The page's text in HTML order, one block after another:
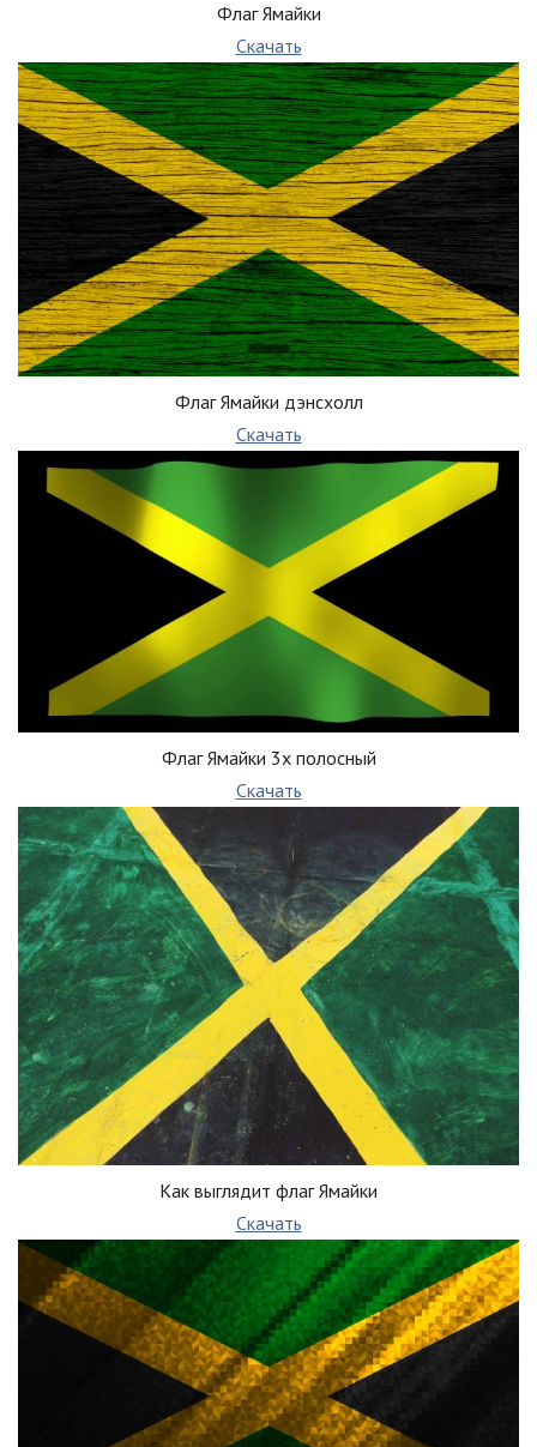
Флаг Ямайки
Скачать
Флаг Ямайки дэнсхолл
Скачать
Флаг Ямайки 3х полосный
Скачать
Как выглядит флаг Ямайки
Скачать